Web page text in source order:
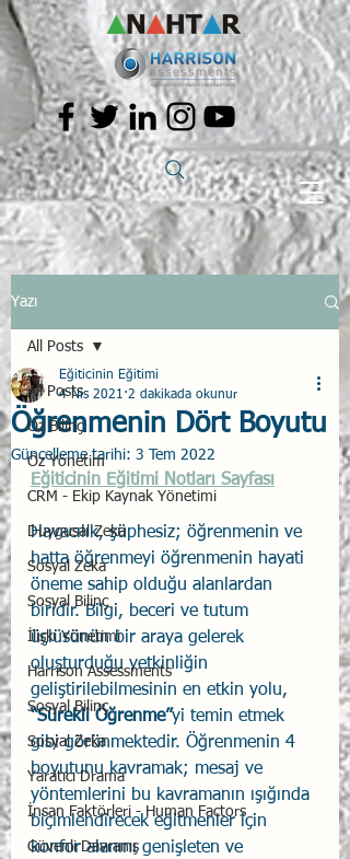
Yazı
All Posts
Öz Bilinç
Öz Yönetim
CRM - Ekip Kaynak Yönetimi
Duygusal Zeka
Sosyal Zeka
Sosyal Bilinç
İlişki Yönetimi
Harrison Assessments
Sosyal Bilinç
Sosyal Zeka
Yaratıcı Drama
İnsan Faktörleri - Human Factors
Güvenli Davranış
All Posts
Öğrenmenin Dört Boyutu
Eğiticinin Eğitimi
4 Nis 2021 2 dakikada okunur
Güncelleme tarihi: 3 Tem 2022
Eğiticinin Eğitimi Notları Sayfası
Havacılık, şüphesiz; öğrenmenin ve
hatta öğrenmeyi öğrenmenin hayati
öneme sahip olduğu alanlardan
biridir. Bilgi, beceri ve tutum
üçlüsünün bir araya gelerek
oluşturduğu yetkinliğin
geliştirilebilmesinin en etkin yolu,
“Sürekli Öğrenme”yi temin etmek
gibi görünmektedir. Öğrenmenin 4
boyutunu kavramak; mesaj ve
yöntemlerini bu kavramanın ışığında
biçimlendirecek eğitmenler için
konfor alanını genişleten ve